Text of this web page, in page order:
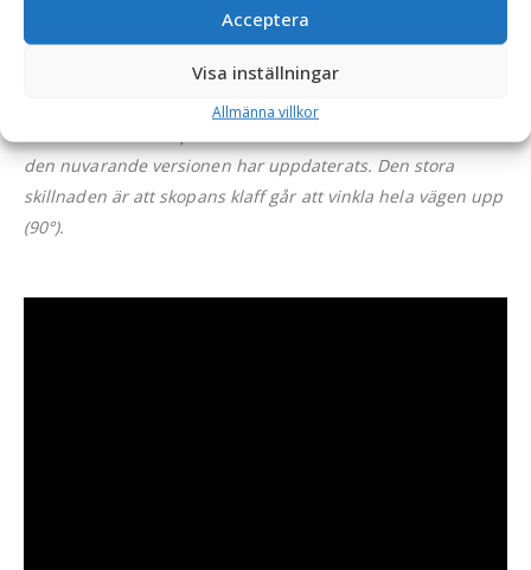
Acceptera
Visa inställningar
Allmänna villkor
den nuvarande versionen har uppdaterats. Den stora
skillnaden är att skopans klaff går att vinkla hela vägen upp
(90°).